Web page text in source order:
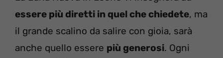
essere più diretti in quel che chiedete, ma
il grande scalino da salire con gioia, sarà
anche quello essere più generosi. Ogni